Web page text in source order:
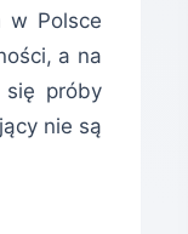
w Polsce
a na
próby
nie są